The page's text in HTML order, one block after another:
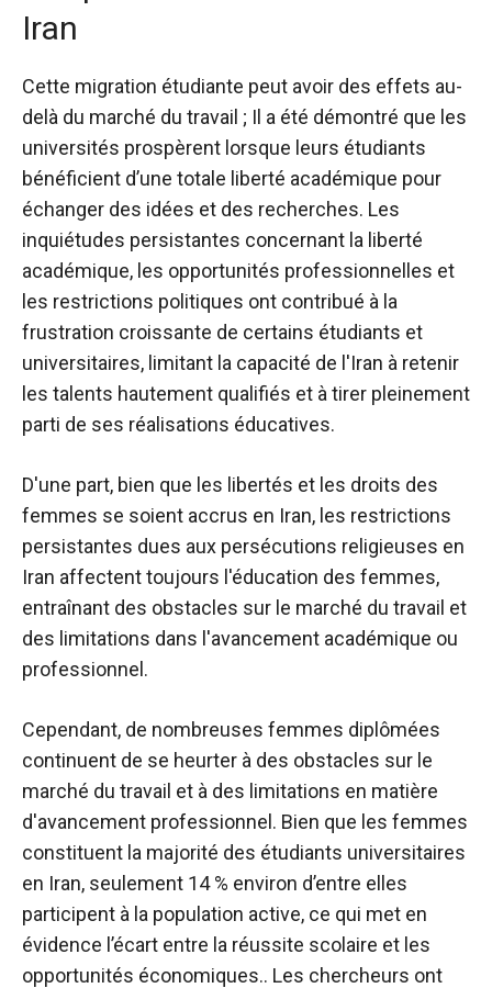
Iran
Cette migration étudiante peut avoir des effets au-
delà du marché du travail ; Il a été démontré que les
universités prospèrent lorsque leurs étudiants
bénéficient d’une totale liberté académique pour
échanger des idées et des recherches. Les
inquiétudes persistantes concernant la liberté
académique, les opportunités professionnelles et
les restrictions politiques ont contribué à la
frustration croissante de certains étudiants et
universitaires, limitant la capacité de l'Iran à retenir
les talents hautement qualifiés et à tirer pleinement
parti de ses réalisations éducatives.
D'une part, bien que les libertés et les droits des
femmes se soient accrus en Iran, les restrictions
persistantes dues aux persécutions religieuses en
Iran affectent toujours l'éducation des femmes,
entraînant des obstacles sur le marché du travail et
des limitations dans l'avancement académique ou
professionnel.
Cependant, de nombreuses femmes diplômées
continuent de se heurter à des obstacles sur le
marché du travail et à des limitations en matière
d'avancement professionnel. Bien que les femmes
constituent la majorité des étudiants universitaires
en Iran, seulement 14 % environ d’entre elles
participent à la population active, ce qui met en
évidence l’écart entre la réussite scolaire et les
opportunités économiques.. Les chercheurs ont